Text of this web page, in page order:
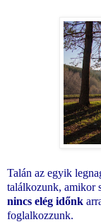
Talán az egyik
találkozunk, amikor
nincs elég időnk
foglalkozzunk.